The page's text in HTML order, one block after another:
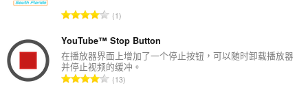
數
評
的
總
次
數
1
YouTube™ Stop Button
在播放器界面上增加了一个停止按钮，可以随时卸载播放器
并停止视频的缓冲。
評13